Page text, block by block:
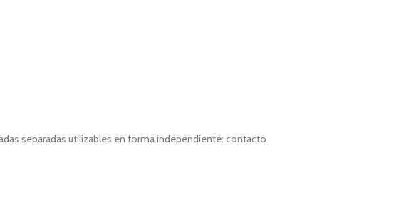
separadas utilizables en forma independiente: contacto